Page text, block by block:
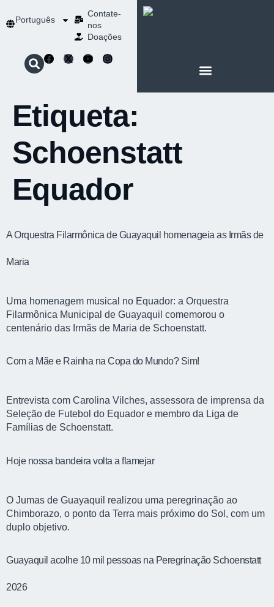
Português
Contate-
nos
Doações
Etiqueta:
Schoenstatt
Equador
A Orquestra Filarmônica de Guayaquil homenageia as Irmãs de
Maria
Uma homenagem musical no Equador: a Orquestra
Filarmônica Municipal de Guayaquil comemorou o
centenário das Irmãs de Maria de Schoenstatt.
Com a Mãe e Rainha na Copa do Mundo? Sim!
Entrevista com Carolina Vilches, assessora de imprensa da
Seleção de Futebol do Equador e membro da Liga de
Famílias de Schoenstatt.
Hoje nossa bandeira volta a flamejar
O Jumas de Guayaquil realizou uma peregrinação ao
Chimborazo, o ponto da Terra mais próximo do Sol, com um
duplo objetivo.
Guayaquil acolhe 10 mil pessoas na Peregrinação Schoenstatt
2026